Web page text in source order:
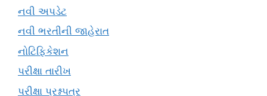
નવી અપડેટ
નવી ભરતીની જાહેરાત
નોટિફિકેશન
પરીક્ષા તારીખ
પરીક્ષા પ્રશ્નપત્ર